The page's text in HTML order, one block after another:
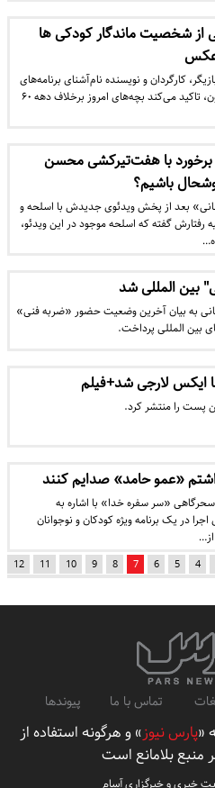
از شخصیت ماندگار کودکی ها
کارگردان و نویسنده نام‌آشنای برنامه‌های
کودک تلویزیون، تاکید می‌کند بچه‌های امروز برخلاف دهه ۶۰
برخورد با هفت‌تیرکشی محسن
باشیم؟
بعد از پخش ویدئوی جدیدش با اسلحه و
رفتارش گفته که اسلحه موجود در این ویدئو،
بین المللی شد
به بیان آخرین وضعیت حضور «ضربه فنی»
بین المللی پرداخت.
ایکس لارجی شد+فیلم
پست را منتشر کرد.
«عمو حامد» صدایم کنند
«سر سفره خدا» با اشاره به
در یک برنامه ویژه کودکان و نوجوانان
4
5
6
7
8
9
10
11
12
تماس با ما پیوندها
«پارس نیوز» و هرگونه استفاده از
منبع بلامانع است
خبری و خبرگزاری آسام